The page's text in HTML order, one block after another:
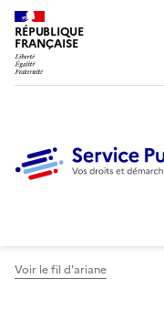
RÉPUBLIQUE
FRANÇAISE
Voir le fil d'ariane